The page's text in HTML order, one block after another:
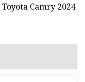
Camry 2024